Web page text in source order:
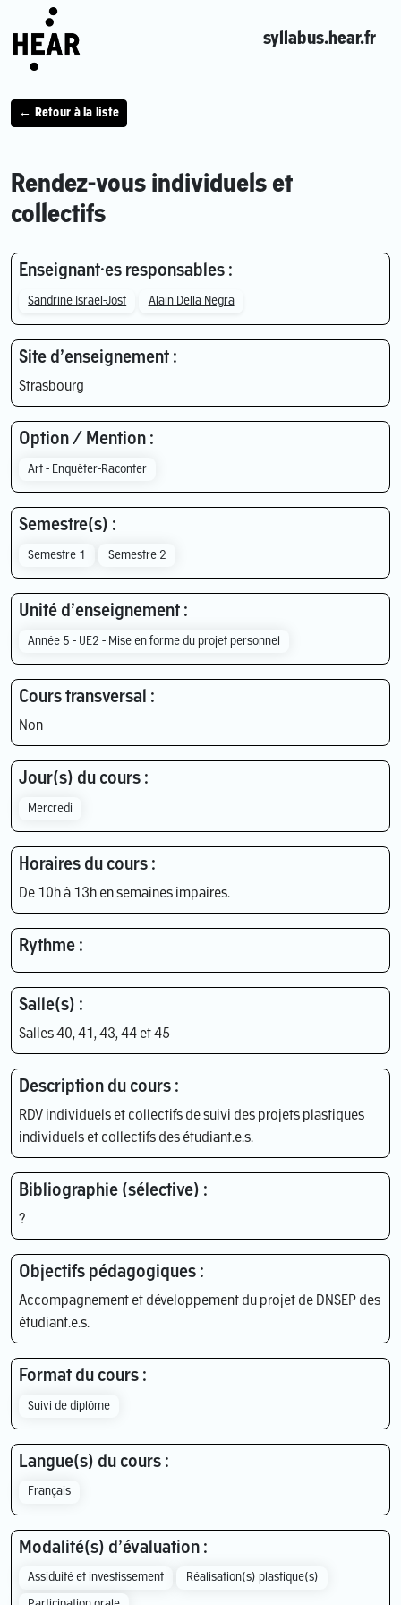
syllabus.hear.fr
← Retour à la liste
Rendez-vous individuels et
collectifs
Enseignant·es responsables :
Sandrine Israel-Jost Alain Della Negra
Site d’enseignement :
Strasbourg
Option / Mention :
Art - Enquêter-Raconter
Semestre(s) :
Semestre 1 Semestre 2
Unité d’enseignement :
Année 5 - UE2 - Mise en forme du projet personnel
Cours transversal :
Non
Jour(s) du cours :
Mercredi
Horaires du cours :
De 10h à 13h en semaines impaires.
Rythme :
Salle(s) :
Salles 40, 41, 43, 44 et 45
Description du cours :
RDV individuels et collectifs de suivi des projets plastiques
individuels et collectifs des étudiant.e.s.
Bibliographie (sélective) :
?
Objectifs pédagogiques :
Accompagnement et développement du projet de DNSEP des
étudiant.e.s.
Format du cours :
Suivi de diplôme
Langue(s) du cours :
Français
Modalité(s) d’évaluation :
Assiduité et investissement Réalisation(s) plastique(s)